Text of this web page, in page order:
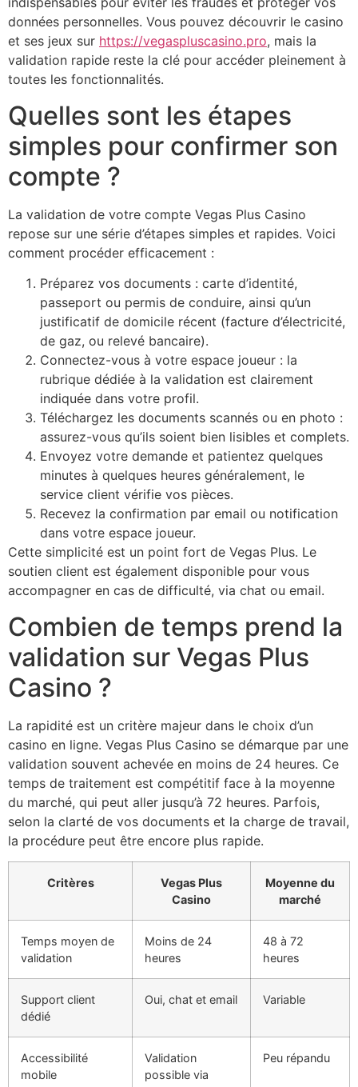
données personnelles. Vous pouvez découvrir le casino
et ses jeux sur https://vegaspluscasino.pro, mais la
validation rapide reste la clé pour accéder pleinement à
toutes les fonctionnalités.
Quelles sont les étapes
simples pour confirmer son
compte ?
La validation de votre compte Vegas Plus Casino
repose sur une série d’étapes simples et rapides. Voici
comment procéder efficacement :
Préparez vos documents : carte d’identité,
passeport ou permis de conduire, ainsi qu’un
justificatif de domicile récent (facture d’électricité,
de gaz, ou relevé bancaire).
Connectez-vous à votre espace joueur : la
rubrique dédiée à la validation est clairement
indiquée dans votre profil.
Téléchargez les documents scannés ou en photo :
assurez-vous qu’ils soient bien lisibles et complets.
Envoyez votre demande et patientez quelques
minutes à quelques heures généralement, le
service client vérifie vos pièces.
Recevez la confirmation par email ou notification
dans votre espace joueur.
Cette simplicité est un point fort de Vegas Plus. Le
soutien client est également disponible pour vous
accompagner en cas de difficulté, via chat ou email.
Combien de temps prend la
validation sur Vegas Plus
Casino ?
La rapidité est un critère majeur dans le choix d’un
casino en ligne. Vegas Plus Casino se démarque par une
validation souvent achevée en moins de 24 heures. Ce
temps de traitement est compétitif face à la moyenne
du marché, qui peut aller jusqu’à 72 heures. Parfois,
selon la clarté de vos documents et la charge de travail,
la procédure peut être encore plus rapide.
Critères
Vegas Plus
Casino
Moyenne du
marché
Temps moyen de
validation
Moins de 24
heures
48 à 72
heures
Support client
dédié
Oui, chat et email Variable
Accessibilité
mobile
Validation
possible via
Peu répandu